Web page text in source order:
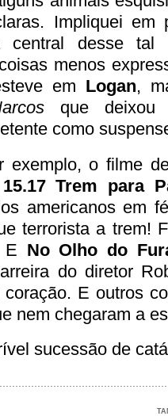
Impliquei em
desse tal
menos
em Logan,
que deixou
como
exemplo, o filme
15.17 Trem para
americanos em
terrorista a trem!
E No Olho do
do diretor
coração. E outros
nem chegaram a
sucessão de